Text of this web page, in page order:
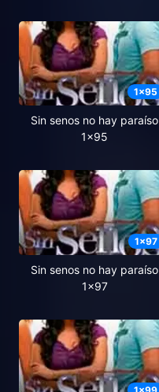
1x95
Sin senos no hay paraíso
1x95
1x97
Sin senos no hay paraíso
1x97